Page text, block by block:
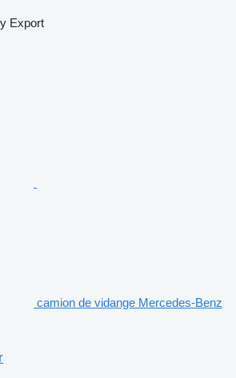
Export
camion de vidange Mercedes-Benz